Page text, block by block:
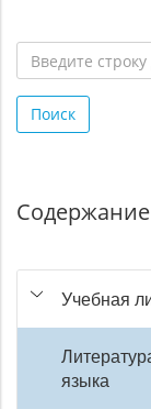
строку
для
Поиск
Содержание
Учебная
языка